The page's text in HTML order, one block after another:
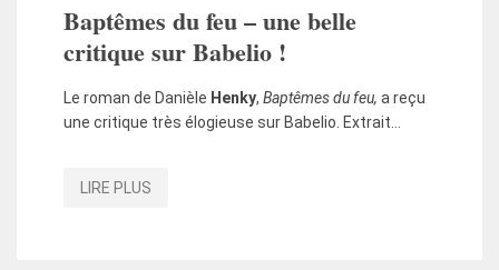
Baptêmes du feu – une belle
critique sur Babelio !
Le roman de Danièle Henky, Baptêmes du feu, a reçu
une critique très élogieuse sur Babelio. Extrait…
LIRE PLUS